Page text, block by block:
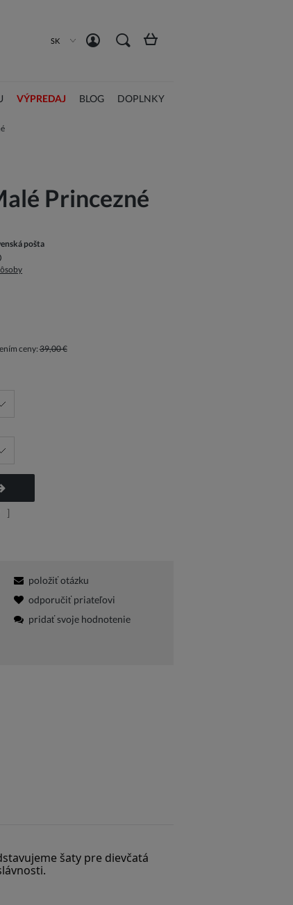
SK
VÝPREDAJ BLOG DOPLNKY
Princezné
pošta
ceny:39,00 €
]
položiť otázku
odporučiť priateľovi
pridať svoje hodnotenie
šaty pre dievčatá